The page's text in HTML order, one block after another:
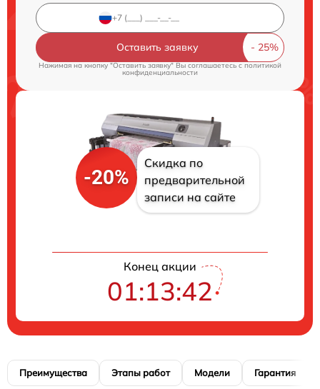
Оставить заявку
Нажимая на кнопку "Оставить заявку" Вы соглашаетесь cполитикой
конфиденциальности
-20%
Скидка по
предварительной
записи на сайте
Конец акции
01:13:41
Преимущества Этапы работ Модели Гарантия